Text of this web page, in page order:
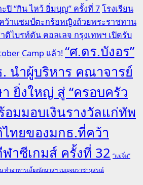
ปิ “กิน ไหว้ อิ่มบุญ” ครั้งที่ 7โรงเรียน
ว้าแชมป์ตะกร้อหญิงถ้วยพระราชทาน
ติไบรท์ตัน คอลเลจ กรุงเทพฯ เปิดรับ
Camp แล้ว!“ศ.ดร.บังอร”
นำผู้บริหาร คณาจารย์
ยิ่งใหญ่ สู่ “ครอบครัว
อมมอบเงินรางวัลแก่ทัพ
ทยของมกธ.ที่คว้า
าซีเกมส์ ครั้งที่ 32 “แม่จิ๋ม”
ทำอาหารเลี้ยงนักบาสฯ เบญจมราชานุสรณ์